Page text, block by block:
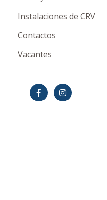
Instalaciones de CRV
Contactos
Vacantes